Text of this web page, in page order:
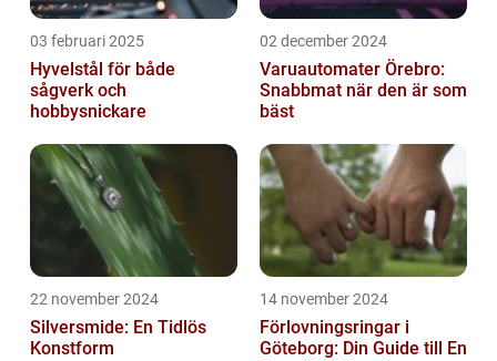
03 februari 2025
Hyvelstål för både
sågverk och
hobbysnickare
02 december 2024
Varuautomater Örebro:
Snabbmat när den är som
bäst
22 november 2024
Silversmide: En Tidlös
Konstform
14 november 2024
Förlovningsringar i
Göteborg: Din Guide till En